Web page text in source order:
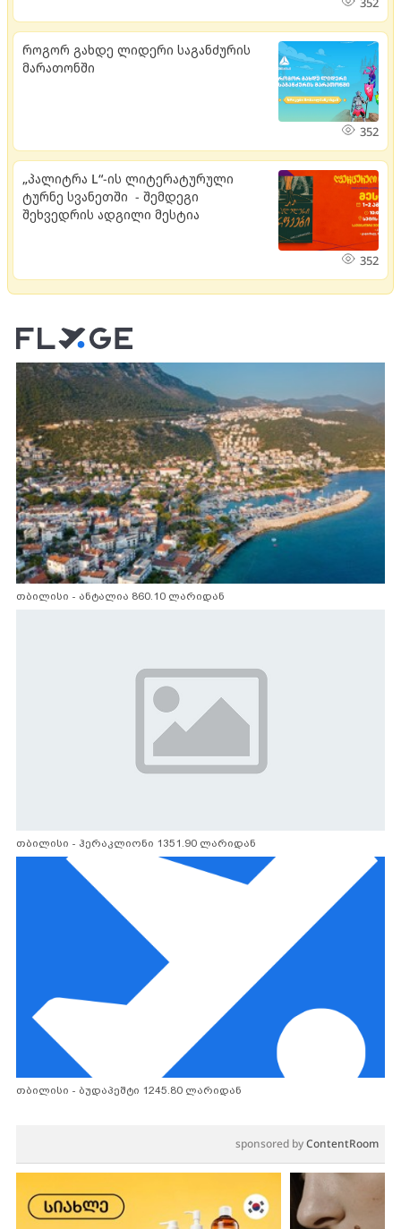
როგორ გახდე ლიდერი საგანძურის
მარათონში
352
„პალიტრა L“-ის ლიტერატურული
ტურნე სვანეთში - შემდეგი
შეხვედრის ადგილი მესტია
352
თბილისი - ანტალია 860.10 ლარიდან
თბილისი - ჰერაკლიონი 1351.90 ლარიდან
თბილისი - ბუდაპეშტი 1245.80 ლარიდან
sponsored byContentRoom